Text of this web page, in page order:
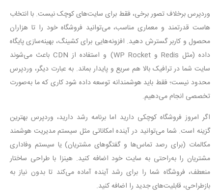
وردپرس برخلاف تصور برخی، فقط برای سایت‌های کوچک نیست. با انتخاب
هاست قدرتمند و معماری مناسب، می‌توانید فروشگاه خود را تا هزاران
محصول و کاربر گسترش دهید. افزونه‌هایی برای کشینگ، بهینه‌سازی پایگاه
داده(مثلRedis وWP Rocket) و استفاده ازCDN
باعث می‌شوند
سایت شما در ترافیک بالا هم سریع و پایدار بماند. به عبارت دیگر، وردپرس
محدود نیست؛ فقط باید هوشمندانه توسعه داده شود کاری که ما به‌صورت
تخصصی انجام می‌دهیم.
اگر امروز فروشگاه کوچکی دارید اما برنامه رشد دارید، وردپرس بهترین
گزینه است. شما می‌توانید در آینده امکاناتی مثل سیستم مدیریت هوشمند
مکالمات (برای رصد تماس‌ها و گفتگوهای مشتریان) یا سیستم وفاداری
مشتریان را به‌راحتی به سایت خود اضافه کنید. هینزا با طراحی ساختار
منعطف، فروشگاه شما را برای رشد آینده آماده می‌کند تا بدون نیاز به
بازطراحی، قابلیت‌های جدید را اضافه کنید.